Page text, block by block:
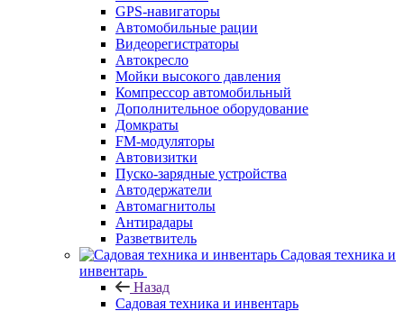
GPS-навигаторы
Автомобильные рации
Видеорегистраторы
Автокресло
Мойки высокого давления
Компрессор автомобильный
Дополнительное оборудование
Домкраты
FM-модуляторы
Автовизитки
Пуско-зарядные устройства
Автодержатели
Автомагнитолы
Антирадары
Разветвитель
Садовая техника и
инвентарь
Назад
Садовая техника и инвентарь